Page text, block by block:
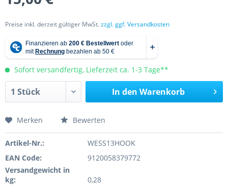
Preise inkl. derzeit gültiger MwSt.zzgl. ggf. Versandkosten
Sofort versandfertig, Lieferzeit ca. 1-3 Tage**
In den Warenkorb
Merken Bewerten
Artikel-Nr.:
WESS13HOOK
EAN Code:
9120058379772
Versandgewicht in
kg:
0,28